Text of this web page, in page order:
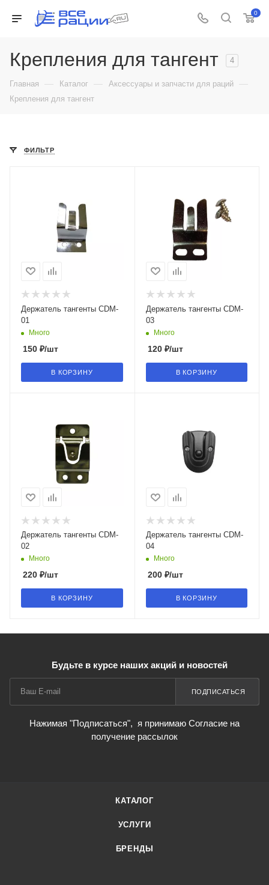
0
Крепления для тангент 4
Главная — Каталог — Аксессуары и запчасти для раций —
Крепления для тангент
ФИЛЬТР
Держатель тангенты CDM-
01
Много
150 ₽/шт
В КОРЗИНУ
Держатель тангенты CDM-
03
Много
120₽/шт
В КОРЗИНУ
Держатель тангенты CDM-
02
Много
220 ₽/шт
В КОРЗИНУ
Держатель тангенты CDM-
04
Много
200₽/шт
В КОРЗИНУ
Будьте в курсе наших акций и новостей
ПОДПИСАТЬСЯ
Нажимая "Подписаться", я принимаю Согласие на
получение рассылок
КАТАЛОГ
УСЛУГИ
БРЕНДЫ